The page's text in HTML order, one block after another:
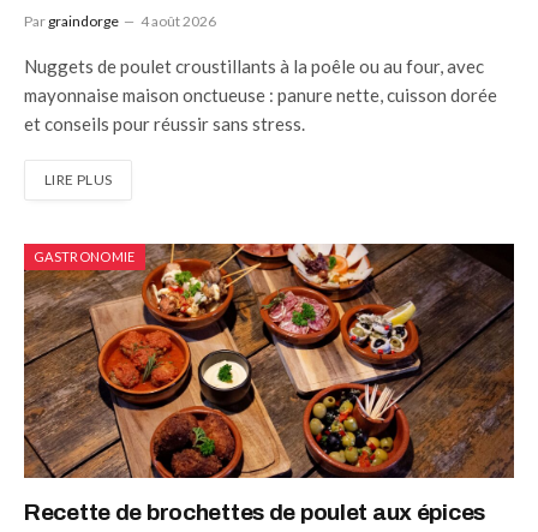
Par graindorge 4 août 2026
Nuggets de poulet croustillants à la poêle ou au four, avec
mayonnaise maison onctueuse : panure nette, cuisson dorée
et conseils pour réussir sans stress.
LIRE PLUS
GASTRONOMIE
Recette de brochettes de poulet aux épices